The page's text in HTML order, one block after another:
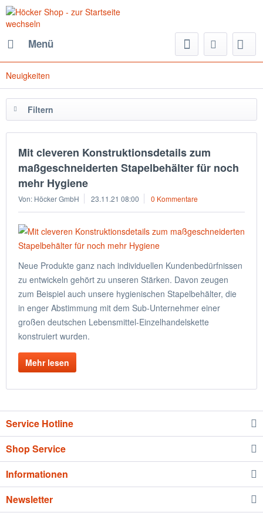
Menü
Neuigkeiten
Filtern
Mit cleveren Konstruktionsdetails zum
maßgeschneiderten Stapelbehälter für noch
mehr Hygiene
Von: Höcker GmbH 23.11.21 08:00 0 Kommentare
Neue Produkte ganz nach individuellen Kundenbedürfnissen
zu entwickeln gehört zu unseren Stärken. Davon zeugen
zum Beispiel auch unsere hygienischen Stapelbehälter, die
in enger Abstimmung mit dem Sub-Unternehmer einer
großen deutschen Lebensmittel-Einzelhandelskette
konstruiert wurden.
Mehr lesen
Service Hotline
Shop Service
Informationen
Newsletter